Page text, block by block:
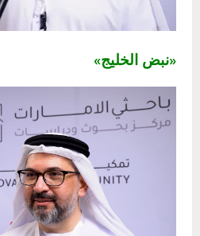
«نبض الخليج»